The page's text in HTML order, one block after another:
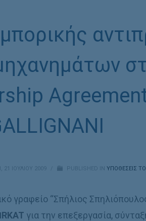
21 ΙΟΥΛΊΟΥ 2009 PUBLISHED INΥΠΟΘΈΣΕΙΣ
γραφείο “Σπήλιος
για την επεξεργασία,